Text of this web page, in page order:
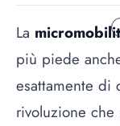
La
più piede
esattamente di
rivoluzione